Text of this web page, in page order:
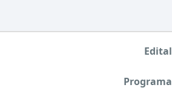
Edital
Programa